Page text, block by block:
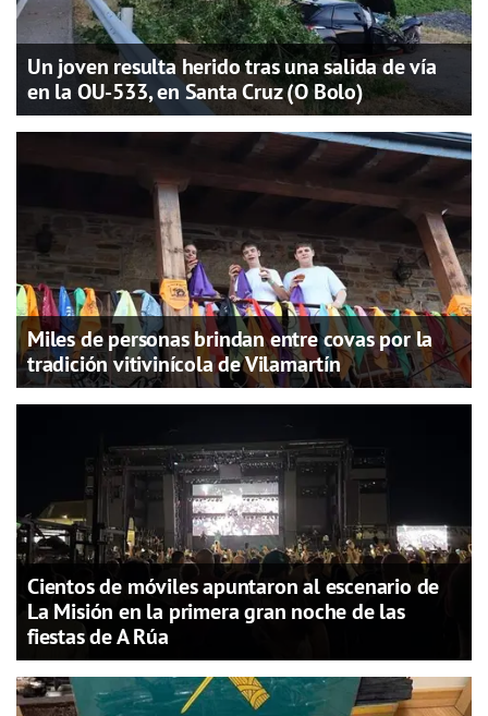
Un joven resulta herido tras una salida de vía
en la OU-533, en Santa Cruz (O Bolo)
Miles de personas brindan entre covas por la
tradición vitivinícola de Vilamartín
Cientos de móviles apuntaron al escenario de
La Misión en la primera gran noche de las
fiestas de A Rúa